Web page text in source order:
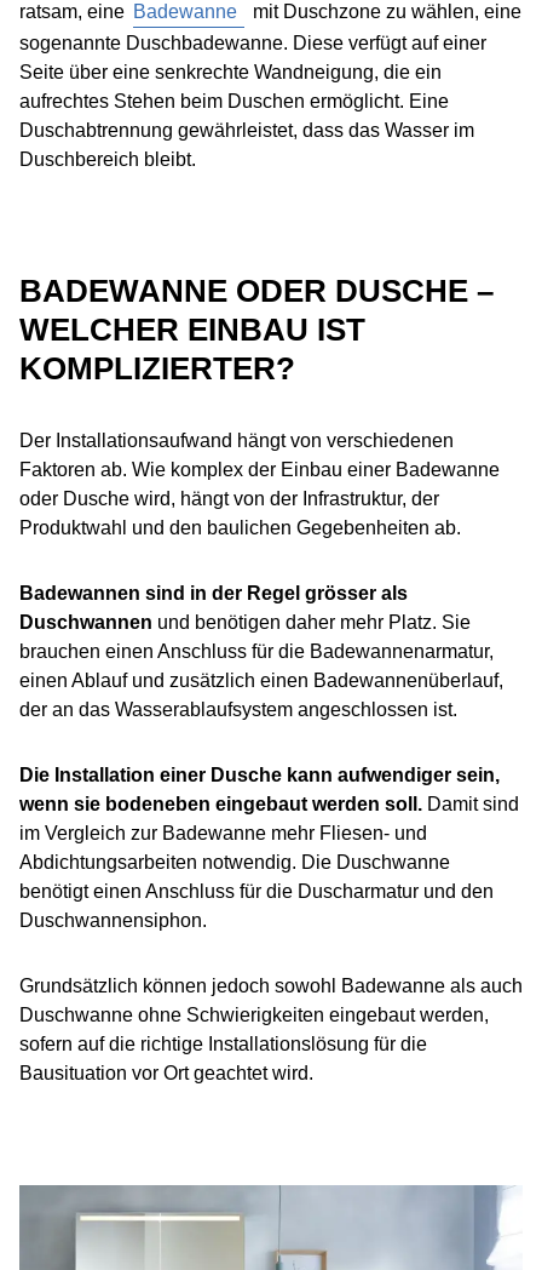
ratsam, eine Badewanne
mit Duschzone zu wählen, eine
sogenannte Duschbadewanne. Diese verfügt auf einer
Seite über eine senkrechte Wandneigung, die ein
aufrechtes Stehen beim Duschen ermöglicht. Eine
Duschabtrennung gewährleistet, dass das Wasser im
Duschbereich bleibt.
BADEWANNE ODER DUSCHE –
WELCHER EINBAU IST
KOMPLIZIERTER?
Der Installationsaufwand hängt von verschiedenen
Faktoren ab. Wie komplex der Einbau einer Badewanne
oder Dusche wird, hängt von der Infrastruktur, der
Produktwahl und den baulichen Gegebenheiten ab.
Badewannen sind in der Regel grösser als
Duschwannen und benötigen daher mehr Platz. Sie
brauchen einen Anschluss für die Badewannenarmatur,
einen Ablauf und zusätzlich einen Badewannenüberlauf,
der an das Wasserablaufsystem angeschlossen ist.
Die Installation einer Dusche kann aufwendiger sein,
wenn sie bodeneben eingebaut werden soll. Damit sind
im Vergleich zur Badewanne mehr Fliesen- und
Abdichtungsarbeiten notwendig. Die Duschwanne
benötigt einen Anschluss für die Duscharmatur und den
Duschwannensiphon.
Grundsätzlich können jedoch sowohl Badewanne als auch
Duschwanne ohne Schwierigkeiten eingebaut werden,
sofern auf die richtige Installationslösung für die
Bausituation vor Ort geachtet wird.